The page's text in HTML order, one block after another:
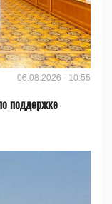
06.08.2026 - 10:55
поддержке